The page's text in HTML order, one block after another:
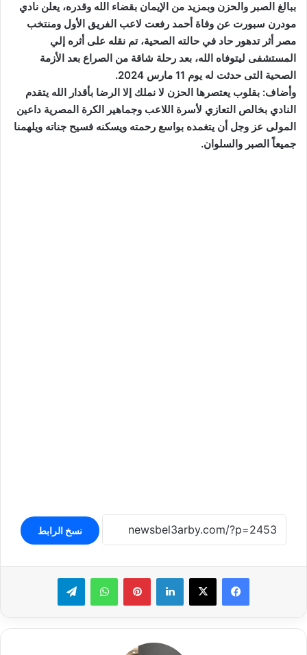
ببالغ الصبر والحزن وبمزيد من الإيمان بقضاء الله وقدره، يعلن نادي
مودرن سبورت عن وفاة أحمد رفعت لاعب الفريق الأول ومنتخب
مصر أثر تدهور حاد في حالته الصحية، تم نقله على أثره إلي
المستشفى ليتوفاه الله، بعد رحلة شاقة من الصراع بعد الأزمة
الصحية التى حدثت له يوم 11 مارس 2024.
وأضاف: بقلوب يعتصرها الحزن لا نملك إلا الرضا بأقدار الله يتقدم
النادي بخالص التعازي لأسرة اللاعب وجماهير الكرة المصرية داعين
المولى عز وجل أن يتغمده بواسع رحمته ويسكنه فسيح جناته ويلهمنا
جميعاً الصبر والسلوان.
نسخ الرابط
لينكدإن بينتيريستواتساب تيلقرام